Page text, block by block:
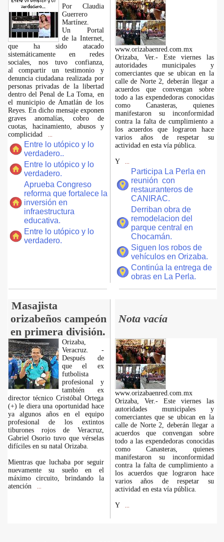
Por Claudia
Guerrero
Martínez.
​Un Portal
de la Internet,
que ha sido atacado
sistemáticamente en redes
sociales, nos tuvo confianza,
al compartir un testimonio y
denuncia ciudadana realizada por
personas privadas de la libertad
dentro del Penal de La Toma, en
el municipio de Amatlán de los
Reyes. En dicho mensaje exponen
graves anomalías, cobro de
cuotas, hacinamiento, abusos y
complicidad
Entre lo utópico y lo
verdadero..
Entre lo utópico y lo
verdadero.
Aprueba Congreso
reforma que fortalece la
inversión en
infraestructura
educativa.
Entre lo utópico y lo
verdadero.
www.orizabaenred.com.mx
Orizaba, Ver.- Este viernes las
autoridades municipales y
comerciantes que se ubican en la
calle de Norte 2, deberán llegar a
acuerdos que convengan sobre
todo a las expendedoras conocidas
como Canasteras, quienes
manifestaron su inconformidad
contra la falta de cumplimiento a
los acuerdos que lograron hace
varios años de respetar su
actividad en esta vía pública.
Y
Participa La Perla en
reunión con
restauranteros de
CANIRAC.
Derriban obra de
remodelacion del
parque central en
Chocamán.
Siguen los robos de
vehículos en Orizaba.
Continúa la entrega de
obras en La Perla.
Masajista
orizabeños campeón
en primera división.
Nota vacía
Orizaba,
Veracruz. -
Después de
que el ex
futbolista
profesional y
también ex
director técnico Cristóbal Ortega
(+) le diera una oportunidad hace
ya algunos años en el equipo
profesional de los extintos
tiburones rojos de Veracruz,
Gabriel Osorio tuvo que vérselas
difíciles en su natal Orizaba.
Mientras que luchaba por seguir
nuevamente su sueño en el
máximo circuito, brindando la
atención
www.orizabaenred.com.mx
Orizaba, Ver.- Este viernes las
autoridades municipales y
comerciantes que se ubican en la
calle de Norte 2, deberán llegar a
acuerdos que convengan sobre
todo a las expendedoras conocidas
como Canasteras, quienes
manifestaron su inconformidad
contra la falta de cumplimiento a
los acuerdos que lograron hace
varios años de respetar su
actividad en esta vía pública.
Y